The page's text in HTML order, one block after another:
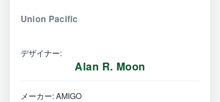
Union Pacific
デザイナー:
Alan R. Moon
メーカー: AMIGO